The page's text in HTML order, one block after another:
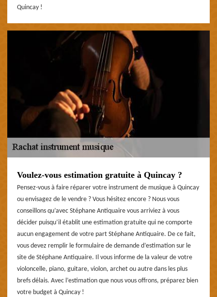
Quincay !
Voulez-vous estimation gratuite à Quincay ?
Pensez-vous à faire réparer votre instrument de musique à Quincay
ou envisagez de le vendre ? Vous hésitez encore ? Nous vous
conseillons qu’avec Stéphane Antiquaire vous arriviez à vous
décider puisqu’il établit une estimation gratuite qui ne comporte
aucun engagement de votre part Stéphane Antiquaire. De ce fait,
vous devez remplir le formulaire de demande d’estimation sur le
site de Stéphane Antiquaire. Il vous informe de la valeur de votre
violoncelle, piano, guitare, violon, archet ou autre dans les plus
brefs délais. Avec l’estimation que nous vous offrons, préparez bien
votre budget à Quincay !